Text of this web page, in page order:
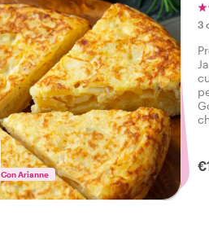
Con Arianne
3